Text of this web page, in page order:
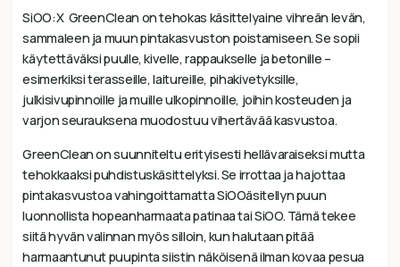
SiOO:X GreenClean on tehokas käsittelyaine vihreän levän,
sammaleen ja muun pintakasvuston poistamiseen. Se sopii
käytettäväksi puulle, kivelle, rappaukselle ja betonille –
esimerkiksi terasseille, laitureille, pihakivetyksille,
julkisivupinnoille ja muille ulkopinnoille, joihin kosteuden ja
varjon seurauksena muodostuu vihertävää kasvustoa.
GreenClean on suunniteltu erityisesti hellävaraiseksi mutta
tehokkaaksi puhdistuskäsittelyksi. Se irrottaa ja hajottaa
pintakasvustoa vahingoittamatta SiOOäsitellyn puun
luonnollista hopeanharmaata patinaa tai SiOO. Tämä tekee
siitä hyvän valinnan myös silloin, kun halutaan pitää
harmaantunut puupinta siistin näköisenä ilman kovaa pesua